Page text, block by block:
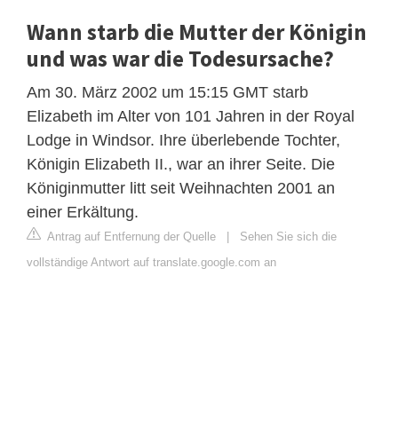
Wann starb die Mutter der Königin
und was war die Todesursache?
Am 30. März 2002 um 15:15 GMT starb
Elizabeth im Alter von 101 Jahren in der Royal
Lodge in Windsor. Ihre überlebende Tochter,
Königin Elizabeth II., war an ihrer Seite. Die
Königinmutter litt seit Weihnachten 2001 an
einer Erkältung.
Antrag auf Entfernung der Quelle | Sehen Sie sich die
vollständige Antwort auf translate.google.com an